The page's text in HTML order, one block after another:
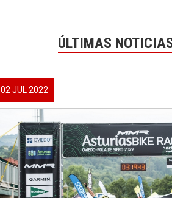
ÚLTIMAS
02 JUL 2022